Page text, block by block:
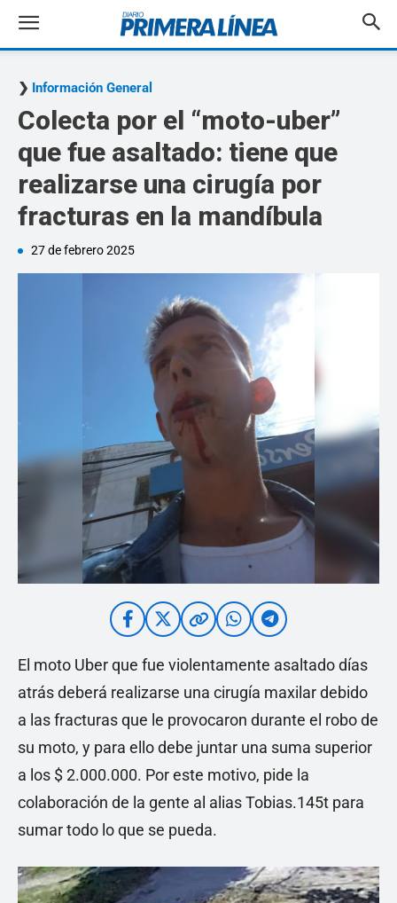
Información General
Colecta por el “moto-uber”
que fue asaltado: tiene que
realizarse una cirugía por
fracturas en la mandíbula
27 de febrero 2025
El moto Uber que fue violentamente asaltado días
atrás deberá realizarse una cirugía maxilar debido
a las fracturas que le provocaron durante el robo de
su moto, y para ello debe juntar una suma superior
a los $ 2.000.000. Por este motivo, pide la
colaboración de la gente al alias Tobias.145t para
sumar todo lo que se pueda.